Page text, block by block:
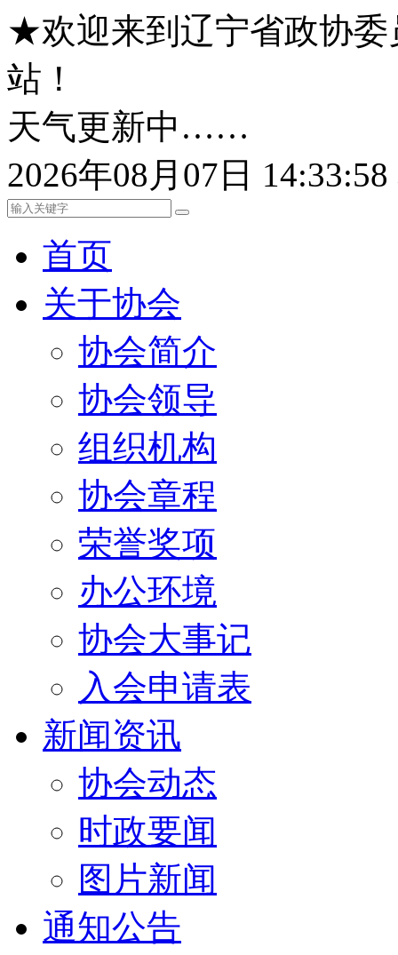
★欢迎来到辽宁省政协委
站！
天气更新中……
2026年08月07日
首页
关于协会
协会简介
协会领导
组织机构
协会章程
荣誉奖项
办公环境
协会大事记
入会申请表
新闻资讯
协会动态
时政要闻
图片新闻
通知公告